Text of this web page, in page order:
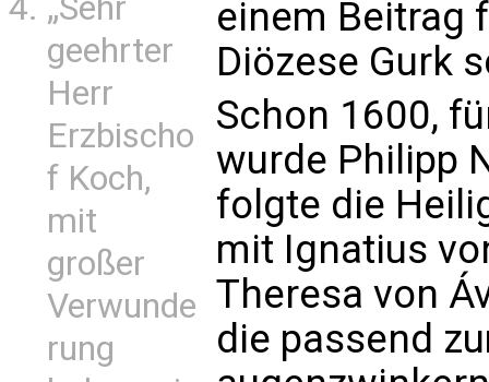
„Sehr
geehrter
Herr
Erzbischo
f Koch,
mit
großer
Verwunde
rung
einem Beitrag
Diözese Gurk
Schon 1600,
wurde Philipp
folgte die
mit Ignatius
Theresa von
die passend